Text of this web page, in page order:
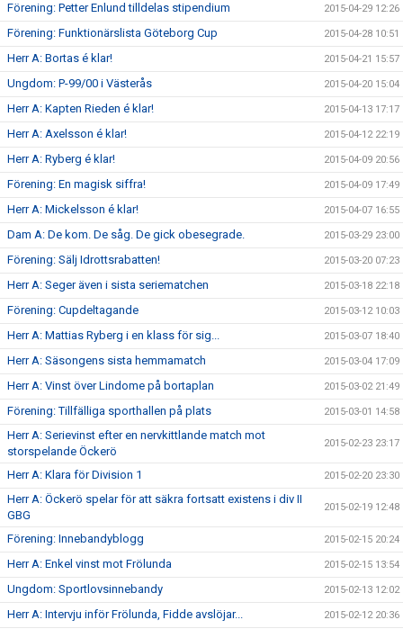
Förening: Petter Enlund tilldelas stipendium 2015-04-29 12:26
Förening: Funktionärslista Göteborg Cup 2015-04-28 10:51
Herr A: Bortas é klar! 2015-04-21 15:57
Ungdom: P-99/00 i Västerås 2015-04-20 15:04
Herr A: Kapten Rieden é klar! 2015-04-13 17:17
Herr A: Axelsson é klar! 2015-04-12 22:19
Herr A: Ryberg é klar! 2015-04-09 20:56
Förening: En magisk siffra! 2015-04-09 17:49
Herr A: Mickelsson é klar! 2015-04-07 16:55
Dam A: De kom. De såg. De gick obesegrade. 2015-03-29 23:00
Förening: Sälj Idrottsrabatten! 2015-03-20 07:23
Herr A: Seger även i sista seriematchen 2015-03-18 22:18
Förening: Cupdeltagande 2015-03-12 10:03
Herr A: Mattias Ryberg i en klass för sig... 2015-03-07 18:40
Herr A: Säsongens sista hemmamatch 2015-03-04 17:09
Herr A: Vinst över Lindome på bortaplan 2015-03-02 21:49
Förening: Tillfälliga sporthallen på plats 2015-03-01 14:58
Herr A: Serievinst efter en nervkittlande match mot
storspelande Öckerö
2015-02-23 23:17
Herr A: Klara för Division 1 2015-02-20 23:30
Herr A: Öckerö spelar för att säkra fortsatt existens i div II
GBG
2015-02-19 12:48
Förening: Innebandyblogg 2015-02-15 20:24
Herr A: Enkel vinst mot Frölunda 2015-02-15 13:54
Ungdom: Sportlovsinnebandy 2015-02-13 12:02
Herr A: Intervju inför Frölunda, Fidde avslöjar... 2015-02-12 20:36